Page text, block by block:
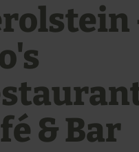
& Bar